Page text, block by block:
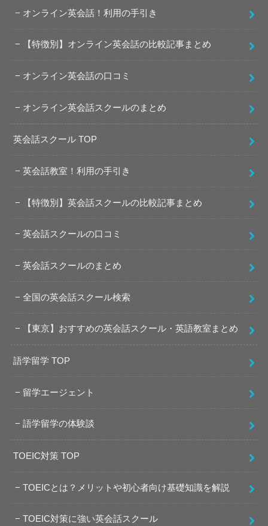
オンライン英会話！利用の手引き
【特徴別】オンライン英会話の比較記事まとめ
オンライン英会話の口コミ
オンライン英会話スクールのまとめ
英会話スクール TOP
英会話教室！利用の手引き
【特徴別】英会話スクールの比較記事まとめ
英会話スクールの口コミ
英会話スクールのまとめ
全国の英会話スクール検索
【東京】おすすめの英会話スクール・英語教室まとめ
語学留学 TOP
留学エージェント
語学留学の体験談
TOEIC対策 TOP
TOEICとは？メリットや初心者向け基礎知識を解説
TOEIC対策に強い英会話スクール